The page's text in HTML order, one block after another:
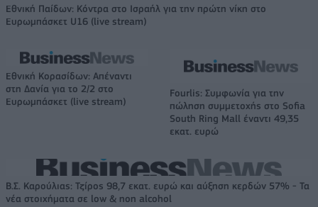
Εθνική Παίδων: Κόντρα στο Ισραήλ για την πρώτη νίκη στο
Ευρωμπάσκετ U16 (live stream)
Εθνική Κορασίδων: Απέναντι
στη Δανία για το 2/2 στο
Ευρωμπάσκετ (live stream)
Fourlis: Συμφωνία για την
πώληση συμμετοχής στο Sofia
South Ring Mall έναντι 49,35
εκατ. ευρώ
Β.Σ. Καρούλιας: Τζίρος 98,7 εκατ. ευρώ και αύξηση κερδών 57% - Τα
νέα στοιχήματα σε low & non alcohol